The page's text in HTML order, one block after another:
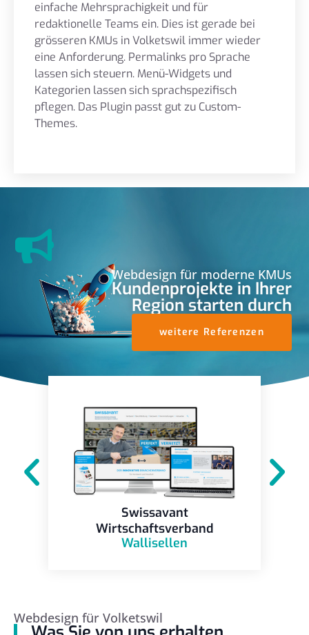
einfache Mehrsprachigkeit und für
redaktionelle Teams ein. Dies ist gerade bei
grösseren KMUs in Volketswil immer wieder
eine Anforderung. Permalinks pro Sprache
lassen sich steuern. Menü-Widgets und
Kategorien lassen sich sprachspezifisch
pflegen. Das Plugin passt gut zu Custom-
Themes.
Webdesign für moderne KMUs
Kundenprojekte in Ihrer
Region starten durch
weitere Referenzen
Swissavant
Wirtschaftsverband
Wallisellen
Webdesign für Volketswil